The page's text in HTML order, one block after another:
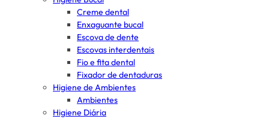
Creme dental
Enxaguante bucal
Escova de dente
Escovas interdentais
Fio e fita dental
Fixador de dentaduras
Higiene de Ambientes
Ambientes
Higiene Diária